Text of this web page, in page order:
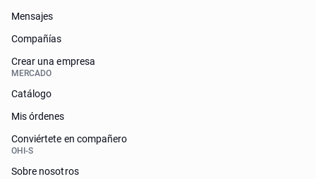
Mensajes
Compañías
Crear una empresa
MERCADO
Catálogo
Mis órdenes
Conviértete en compañero
OHI-S
Sobre nosotros